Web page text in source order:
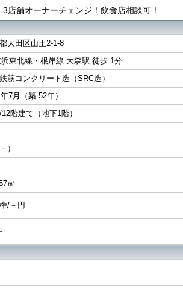
店舗オーナーチェンジ！飲食店相談可！
大田区山王2-1-8
東北線・根岸線 大森駅 徒歩 1分
筋コンクリート造（SRC造）
7月（築 52年）
12階建て（地下1階）
）
㎡
/－円